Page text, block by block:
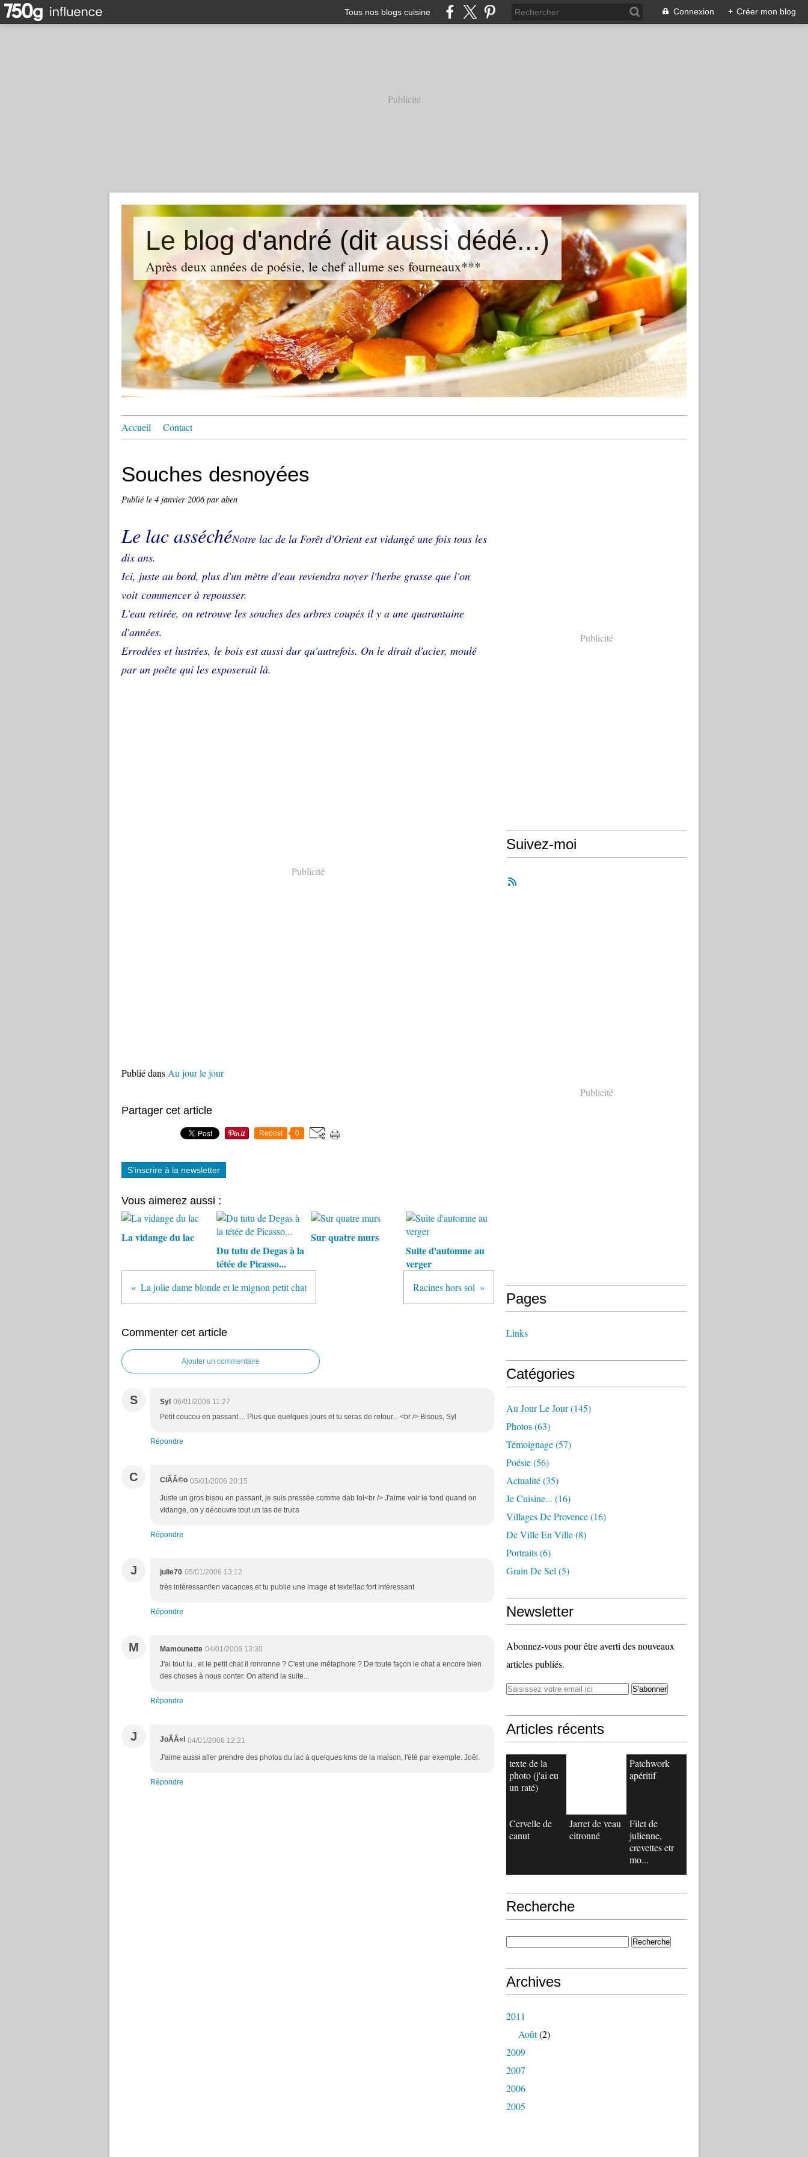
Tous nos blogs cuisine Connexion + Créer mon blog
Publicité
Le blog d'andré (dit aussi dédé...)
Après deux années de poésie, le chef allume ses fourneaux***
Accueil Contact
Souches desnoyées
Publié le 4 janvier 2006par aben
Le lac asséchéNotre lac de la Forêt d'Orient est vidangé une fois tous les
dix ans.
Ici, juste au bord, plus d'un mètre d'eau reviendra noyer l'herbe grasse que l'on
voit commencer à repousser.
L'eau retirée, on retrouve les souches des arbres coupés il y a une quarantaine
d'années.
Errodées et lustrées, le bois est aussi dur qu'autrefois. On le dirait d'acier, moulé
par un poête qui les exposerait là.
Publicité
Publié dans Au jour le jour
Partager cet article
Repost 0
S'inscrire à la newsletter
Vous aimerez aussi :
La vidange du lac
Du tutu de Degas à la
tétée de Picasso...
Sur quatre murs
Suite d'automne au
verger
La jolie dame blonde et le mignon petit chat Racines hors sol
Commenter cet article
Ajouter un commentaire
S Syl 06/01/2006 11:27
Petit coucou en passant.... Plus que quelques jours et tu seras de retour... <br /> Bisous, Syl
Répondre
C ClÃÂ©o 05/01/2006 20:15
Juste un gros bisou en passant, je suis pressée comme dab lol<br /> J'aime voir le fond quand on
vidange, on y découvre tout un tas de trucs
Répondre
J julie70 05/01/2006 13:12
très intéressant!en vacances et tu publie une image et texte!lac fort intéressant
Répondre
M Mamounette 04/01/2006 13:30
J'ai tout lu.. et le petit chat il ronronne ? C'est une métaphore ? De toute façon le chat a encore bien
des choses à nous conter. On attend la suite...
Répondre
J JoÃÂ«l 04/01/2006 12:21
J'aime aussi aller prendre des photos du lac à quelques kms de la maison, l'été par exemple. Joël.
Répondre
Publicité
Suivez-moi
Publicité
Pages
Links
Catégories
Au Jour Le Jour(145)
Photos(63)
Témoignage(57)
Poésie(56)
Actualité(35)
Je Cuisine... (16)
Villages De Provence(16)
De Ville En Ville(8)
Portraits(6)
Grain De Sel (5)
Newsletter
Abonnez-vous pour être averti des nouveaux
articles publiés.
Articles récents
texte de la
photo (j'ai eu
un raté)
Patchwork
apéritif
Cervelle de
canut
Jarret de veau
citronné
Filet de
julienne,
crevettes etr
mo...
Recherche
Archives
2011
Août(2)
2009
2007
2006
2005